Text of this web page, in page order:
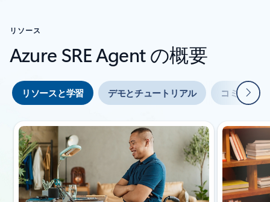
リソース
Azure SRE Agent の概要
リソースと学習 デモとチュートリアル コミュニテ
次
スライド 1/3 を表示中